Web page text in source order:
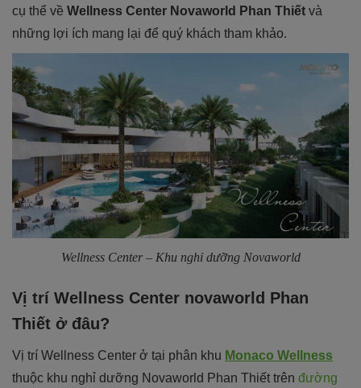
cụ thể về Wellness Center Novaworld Phan Thiết và
những lợi ích mang lại để quý khách tham khảo.
Wellness Center – Khu nghỉ dưỡng Novaworld
Vị trí Wellness Center novaworld Phan
Thiết ở đâu?
Vị trí Wellness Center ở tại phân khu Monaco Wellness
thuộc khu nghỉ dưỡng Novaworld Phan Thiết trên đường